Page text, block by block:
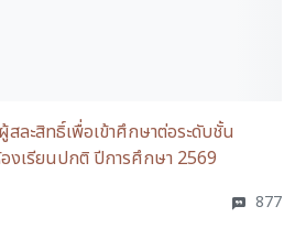
ละสิทธิ์เพื่อเข้าศึกษาต่อระดับชั้น
งเรียนปกติ ปีการศึกษา 2569
877